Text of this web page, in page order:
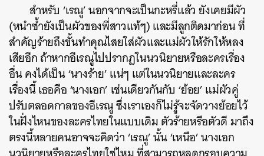
สำหรับ ‘เรณู’ นอกจากจะเป็นกะหรี่แล้ว ยังเคยมีผัว
(หนำซ้ำยังเป็นผัวของพี่สาวแท้ๆ) และมีลูกติดมาก่อน ที่
สำคัญร้ายถึงขั้นทำคุณไสยใส่ผัวและแม่ผัวให้รักให้หลง
เสียอีก ถ้าหากอีเรณูไปปรากฏในนวนิยายหรือละครเรื่อง
อื่น คงได้เป็น ‘นางร้าย’ แน่ๆ แต่ในนวนิยายและละคร
เรื่องนี้ เธอคือ ‘นางเอก’ เช่นเดียวกันกับ ‘ย้อย’ แม่ผัวคู่
ปรับตลอดกาลของอีเรณู ซึ่งเราเองก็ไม่รู้จะจัดวางย้อยไว้
ในฝั่งไหนของละครไทยในแบบเดิม ตัวร้ายหรือตัวดี มาถึง
ตรงนี้หลายคนอาจจะคิดว่า ‘เรณู’ นั้น ‘เหนือ’ นางเอก